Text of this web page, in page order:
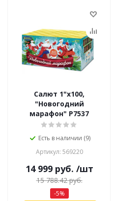
Салют 1"х100,
"Новогодний
марафон" Р7537
Есть в наличии (9)
Артикул: 569220
14 999руб. /шт
15 788.42руб.
-5%